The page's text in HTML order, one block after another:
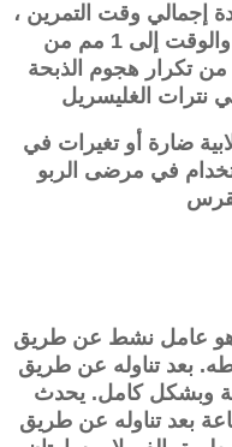
إجمالي وقت التمرين ،
ووقت ظهور الذبحة الصدرية ، والوقت إلى 1 مم من
تكرار هجوم الذبحة
نترات الغليسريل
ضارة أو تغيرات في
في مرضى الربو
عامل نشط عن طريق
بعد تناوله عن طريق
وبشكل كامل. يحدث
البلازما الذروة في 1.5-2 ساعة بعد تناوله عن طريق